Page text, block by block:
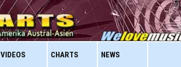
VIDEOS CHARTS NEWS